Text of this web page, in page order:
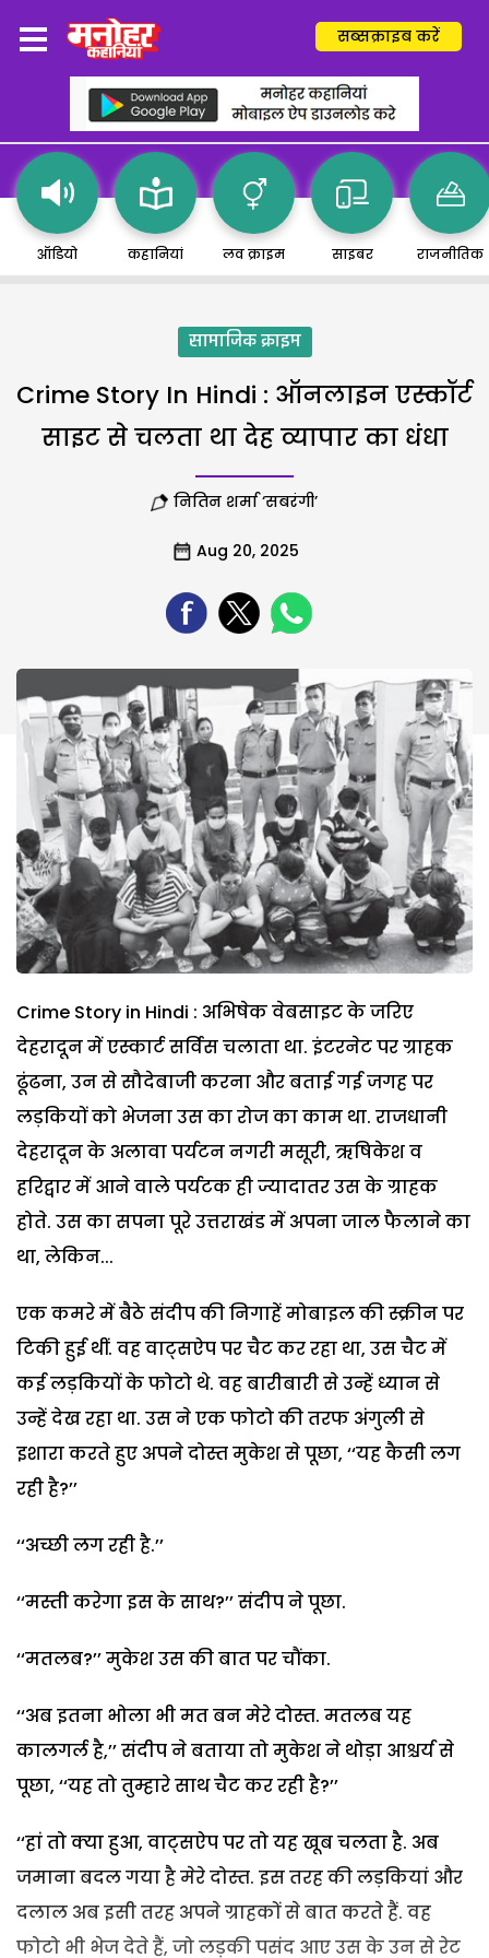
सब्सक्राइब करें
ऑडियो कहानियां लव क्राइम साइबर राजनीतिक
सामाजिक क्राइम
Crime Story In Hindi : ऑनलाइन एस्कॉर्ट
साइट से चलता था देह व्यापार का धंधा
नितिन शर्मा ‘सबरंगी’
Aug 20, 2025
Crime Story in Hindi : अभिषेक वेबसाइट के जरिए
देहरादून में एस्कार्ट सर्विस चलाता था. इंटरनेट पर ग्राहक
ढूंढना, उन से सौदेबाजी करना और बताई गई जगह पर
लड़कियों को भेजना उस का रोज का काम था. राजधानी
देहरादून के अलावा पर्यटन नगरी मसूरी, ऋषिकेश व
हरिद्वार में आने वाले पर्यटक ही ज्यादातर उस के ग्राहक
होते. उस का सपना पूरे उत्तराखंड में अपना जाल फैलाने का
था, लेकिन...
एक कमरे में बैठे संदीप की निगाहें मोबाइल की स्क्रीन पर
टिकी हुई थीं. वह वाट्सऐप पर चैट कर रहा था, उस चैट में
कई लड़कियों के फोटो थे. वह बारीबारी से उन्हें ध्यान से
उन्हें देख रहा था. उस ने एक फोटो की तरफ अंगुली से
इशारा करते हुए अपने दोस्त मुकेश से पूछा, ‘‘यह कैसी लग
रही है?’’
‘‘अच्छी लग रही है.’’
‘‘मस्ती करेगा इस के साथ?’’ संदीप ने पूछा.
‘‘मतलब?’’ मुकेश उस की बात पर चौंका.
‘‘अब इतना भोला भी मत बन मेरे दोस्त. मतलब यह
कालगर्ल है,’’ संदीप ने बताया तो मुकेश ने थोड़ा आश्चर्य से
पूछा, ‘‘यह तो तुम्हारे साथ चैट कर रही है?’’
‘‘हां तो क्या हुआ, वाट्सऐप पर तो यह खूब चलता है. अब
जमाना बदल गया है मेरे दोस्त. इस तरह की लड़कियां और
दलाल अब इसी तरह अपने ग्राहकों से बात करते हैं. वह
फोटो भी भेज देते हैं, जो लड़की पसंद आए उस के उन से रेट